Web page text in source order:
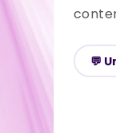
💬